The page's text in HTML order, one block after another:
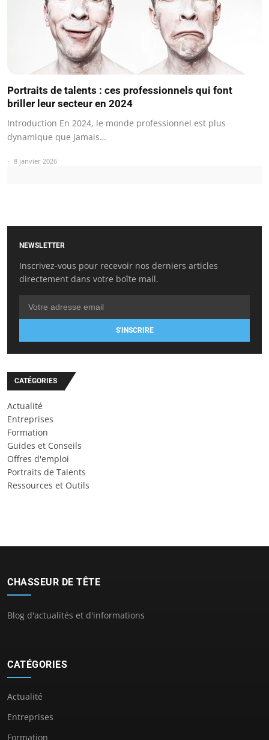
Portraits de talents : ces professionnels qui font
briller leur secteur en 2024
Introduction En 2024, le monde professionnel est plus
dynamique que jamais…
8 janvier 2026
NEWSLETTER
Inscrivez-vous pour recevoir nos derniers articles
directement dans votre boîte mail.
S'INSCRIRE
CATÉGORIES
Actualité
Entreprises
Formation
Guides et Conseils
Offres d'emploi
Portraits de Talents
Ressources et Outils
CHASSEUR DE TÊTE
Blog d'actualités et d'informations
CATÉGORIES
Actualité
Entreprises
Formation